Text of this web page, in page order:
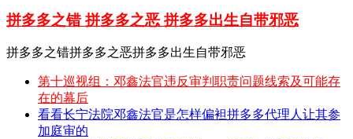
拼多多之错 拼多多之恶 拼多多出生自带邪恶
拼多多之错拼多多之恶拼多多出生自带邪恶
第十巡视组：邓鑫法官违反审判职责问题线索及可能存
在的幕后
看看长宁法院邓鑫法官是怎样偏袒拼多多代理人让其参
加庭审的